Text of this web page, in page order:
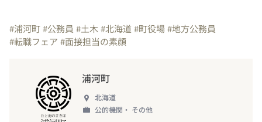
#浦河町#公務員 #土木#北海道 #町役場#地方公務員
#転職フェア #面接担当の素顔
浦河町
北海道
公的機関・ その他